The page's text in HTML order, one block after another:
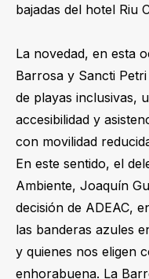
bajadas del hotel Riu
La novedad, en esta
Barrosa y Sancti
de playas inclusivas,
accesibilidad y
con movilidad
En este sentido, el
Ambiente, Joaquín
decisión de ADEAC,
las banderas azules
y quienes nos eligen
enhorabuena. La